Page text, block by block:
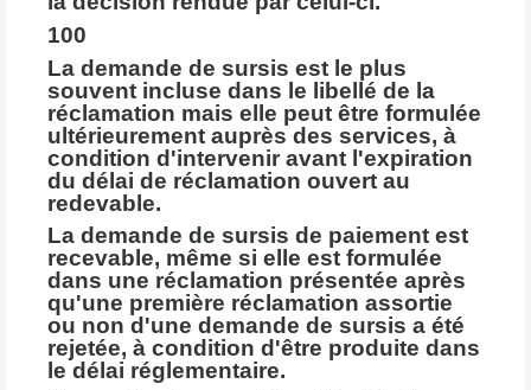
100
La demande de sursis est le plus
souvent incluse dans le libellé de la
réclamation mais elle peut être formulée
ultérieurement auprès des services, à
condition d'intervenir avant l'expiration
du délai de réclamation ouvert au
redevable.
La demande de sursis de paiement est
recevable, même si elle est formulée
dans une réclamation présentée après
qu'une première réclamation assortie
ou non d'une demande de sursis a été
rejetée, à condition d'être produite dans
le délai réglementaire.